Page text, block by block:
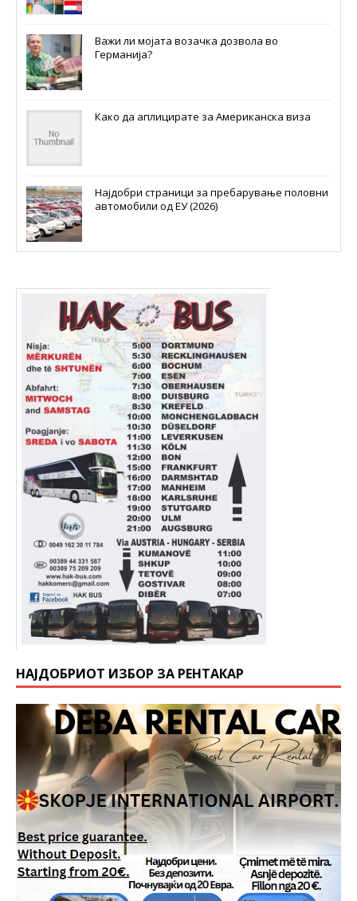
Важи ли мојата возачка дозвола во
Германија?
Како да аплицирате за Американска виза
Најдобри страници за пребарување половни
автомобили од ЕУ (2026)
НАЈДОБРИОТ ИЗБОР ЗА РЕНТАКАР